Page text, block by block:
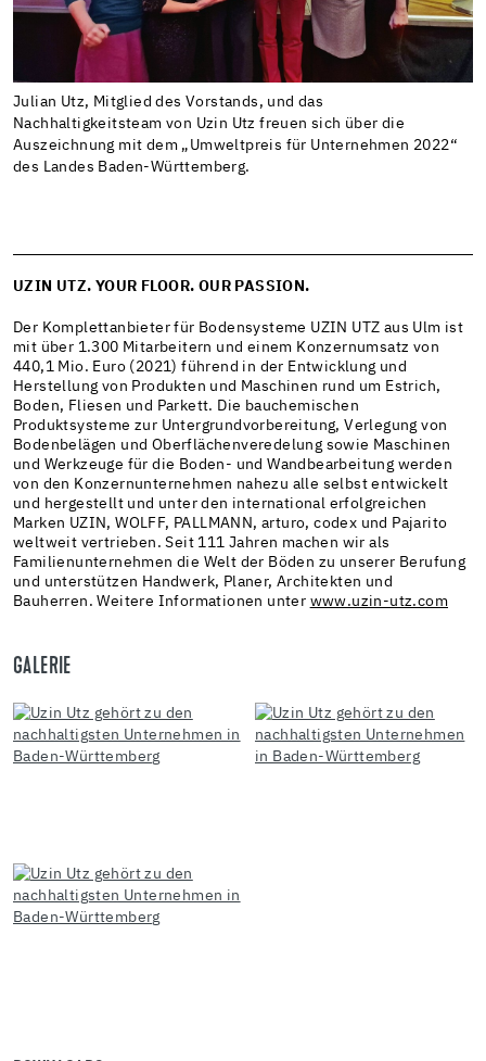
Julian Utz, Mitglied des Vorstands, und das
Nachhaltigkeitsteam von Uzin Utz freuen sich über die
Auszeichnung mit dem „Umweltpreis für Unternehmen 2022“
des Landes Baden-Württemberg.
UZIN UTZ. YOUR FLOOR. OUR PASSION.
Der Komplettanbieter für Bodensysteme UZIN UTZ aus Ulm ist
mit über 1.300 Mitarbeitern und einem Konzernumsatz von
440,1 Mio. Euro (2021) führend in der Entwicklung und
Herstellung von Produkten und Maschinen rund um Estrich,
Boden, Fliesen und Parkett. Die bauchemischen
Produktsysteme zur Untergrundvorbereitung, Verlegung von
Bodenbelägen und Oberflächenveredelung sowie Maschinen
und Werkzeuge für die Boden- und Wandbearbeitung werden
von den Konzernunternehmen nahezu alle selbst entwickelt
und hergestellt und unter den international erfolgreichen
Marken UZIN, WOLFF, PALLMANN, arturo, codex und Pajarito
weltweit vertrieben. Seit 111 Jahren machen wir als
Familienunternehmen die Welt der Böden zu unserer Berufung
und unterstützen Handwerk, Planer, Architekten und
Bauherren. Weitere Informationen unter www.uzin-utz.com
GALERIE